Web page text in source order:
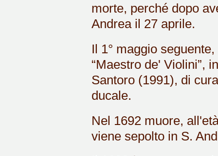
morte, perché dopo
Andrea il 27 aprile.
Il 1° maggio
“Maestro de' Violini”,
Santoro (1991), di
ducale.
Nel 1692 muore,
viene sepolto in S.